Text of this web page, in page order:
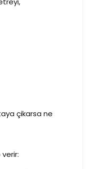
çikarsa ne